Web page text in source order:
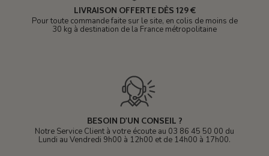
LIVRAISON OFFERTE DÈS 129 €
Pour toute commande faite sur le site, en colis de moins de
30 kg à destination de la France métropolitaine
BESOIN D'UN CONSEIL ?
Notre Service Client à votre écoute au 03 86 45 50 00 du
Lundi au Vendredi 9h00 à 12h00 et de 14h00 à 17h00.